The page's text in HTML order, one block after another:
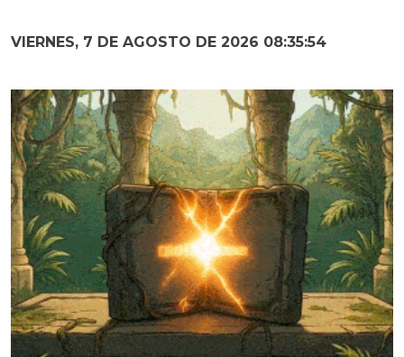
VIERNES, 7 DE AGOSTO DE 2026 08:35:55